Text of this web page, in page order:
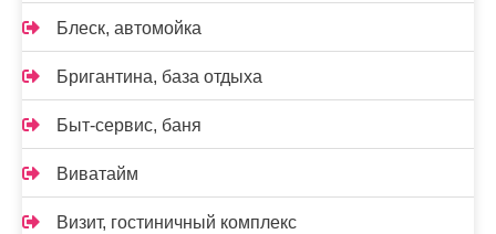
Блеск, автомойка
Бригантина, база отдыха
Быт-сервис, баня
Виватайм
Визит, гостиничный комплекс